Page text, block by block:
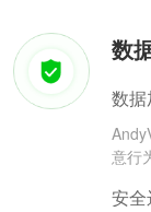
数
数
意行
安